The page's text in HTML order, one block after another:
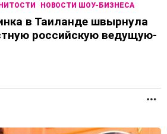
НОВОСТИ ШОУ-БИЗНЕСА
в Таиланде швырнула
российскую ведущую-